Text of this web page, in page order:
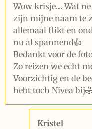
Wow krisje.... Wat
zijn mijne naam te
allemaal flikt en
nu al spannend👍
Bedankt voor de
Zo reizen we echt
Voorzichtig en de
hebt toch Nivea
Kristel